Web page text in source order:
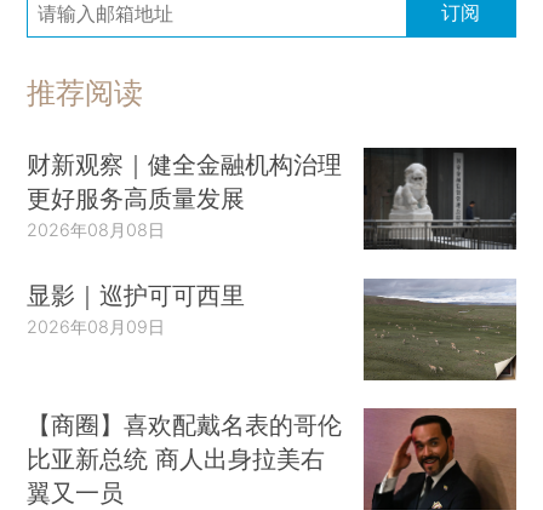
订阅
推荐阅读
财新观察｜健全金融机构治理
更好服务高质量发展
2026年08月08日
显影｜巡护可可西里
2026年08月09日
【商圈】喜欢配戴名表的哥伦
比亚新总统 商人出身拉美右
翼又一员